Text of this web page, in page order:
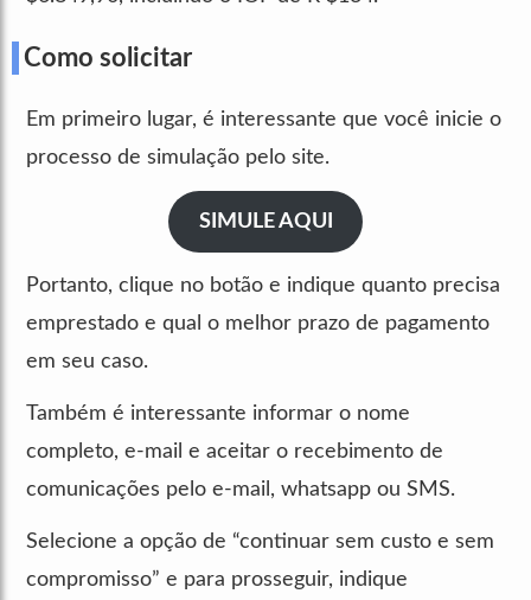
Como solicitar
Em primeiro lugar, é interessante que você inicie o
processo de simulação pelo site.
SIMULE AQUI
Portanto, clique no botão e indique quanto precisa
emprestado e qual o melhor prazo de pagamento
em seu caso.
Também é interessante informar o nome
completo, e-mail e aceitar o recebimento de
comunicações pelo e-mail, whatsapp ou SMS.
Selecione a opção de “continuar sem custo e sem
compromisso” e para prosseguir, indique